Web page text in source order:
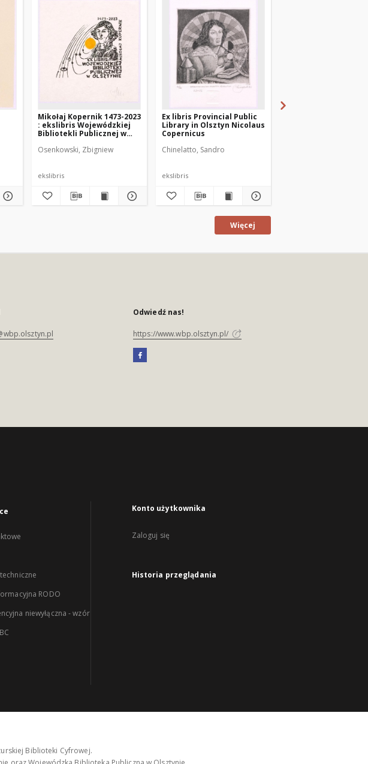
Mikołaj Kopernik 1473-2023
: ekslibris Wojewódzkiej
Bibliotekli Publicznej w
Osenkowski, Zbigniew
ekslibris
Ex libris Provincial Public
Library in Olsztyn Nicolaus
Copernicus
Chinelatto, Sandro
ekslibris
Więcej
Odwiedź nas!
https://www.wbp.olsztyn.pl/
RODO
niewyłączna - wzór
Konto użytkownika
Zaloguj się
Historia przeglądania
Biblioteki Cyfrowej.